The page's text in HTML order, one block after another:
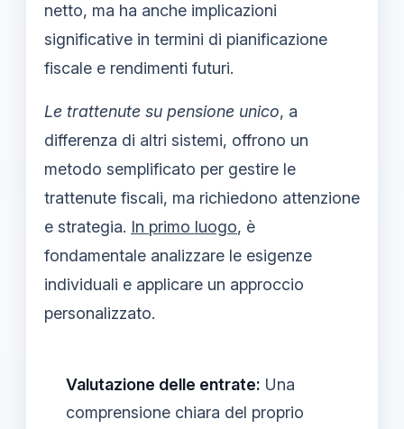
netto, ma ha anche implicazioni
significative in termini di pianificazione
fiscale e rendimenti futuri.
Le trattenute su pensione unico, a
differenza di altri sistemi, offrono un
metodo semplificato per gestire le
trattenute fiscali, ma richiedono attenzione
e strategia. In primo luogo, è
fondamentale analizzare le esigenze
individuali e applicare un approccio
personalizzato.
Valutazione delle entrate: Una
comprensione chiara del proprio